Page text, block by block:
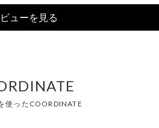
ューを見る
使ったCOORDINATE